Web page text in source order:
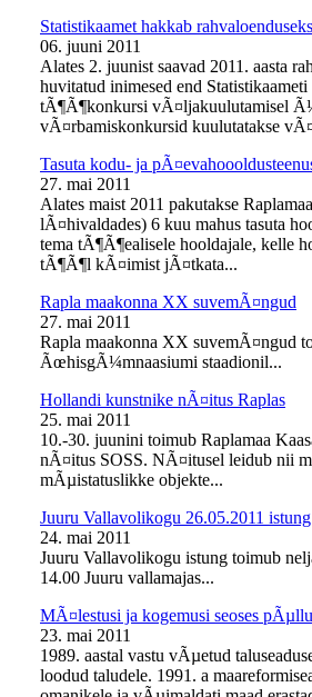
Statistikaamet hakkab
06. juuni 2011
Alates 2. juunist saavad 2011. aasta
huvitatud inimesed end
tÃ¶Ã¶konkursi vÃ¤ljakuulutamisel
vÃ¤rbamiskonkursid kuulutatakse
Tasuta kodu- ja
27. mai 2011
Alates maist 2011 pakutakse
lÃ¤hivaldades) 6 kuu mahus tasuta
tema tÃ¶Ã¶ealisele hooldajale, kelle
tÃ¶Ã¶l kÃ¤imist jÃ¤tkata...
Rapla maakonna XX suvemÃ¤ngud
27. mai 2011
Rapla maakonna XX suvemÃ¤ngud
ÃœhisgÃ¼mnaasiumi staadionil...
Hollandi kunstnike nÃ¤itus Raplas
25. mai 2011
10.-30. juunini toimub Raplamaa
nÃ¤itus SOSS. NÃ¤itusel leidub nii
mÃµistatuslikke objekte...
Juuru Vallavolikogu 26.05.2011 istung
24. mai 2011
Juuru Vallavolikogu istung toimub
14.00 Juuru vallamajas...
MÃ¤lestusi ja kogemusi seoses
23. mai 2011
1989. aastal vastu vÃµetud
loodud taludele. 1991. a